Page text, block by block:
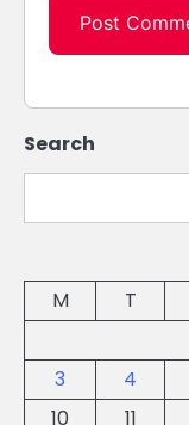
Search
M
T
3
4
10
11